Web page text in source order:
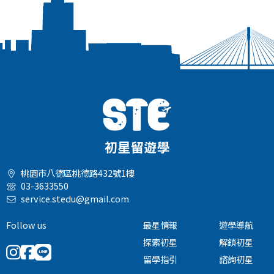
桃園市八德區桃德路432號1樓
03-3633550
service.stedu@gmail.com
Follow us
最星情報
探索初星
留學指引
遊學導航
解鎖初星
諮詢初星